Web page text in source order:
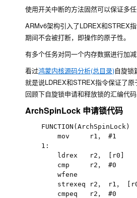
使用开关中断的方法固然可以保证多
ARMv6架构引入了LDREX和STREX
期间不会被打断，即操作的原子性。
有多个任务对同一个内存数据进行加
看过鸿蒙内核源码分析(总目录)自旋锁
就是说LDREX和STREX指令保证了原
回顾下自旋锁申请和释放锁的汇编代
ArchSpinLock 申请锁代码
FUNCTION(ArchSpinLock)  @
mov     r1， #1
1:                      @
ldrex   r2， [r0]
cmp     r2， #0
wfene               @
strexeq r2， r1，
cmpeq   r2， #0      @